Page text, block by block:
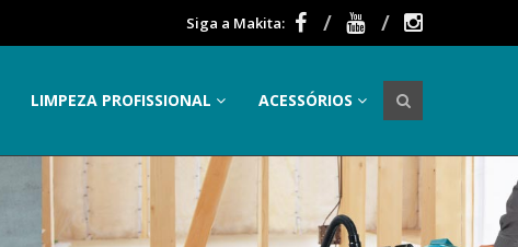
Siga a Makita:
LIMPEZA PROFISSIONAL ACESSÓRIOS